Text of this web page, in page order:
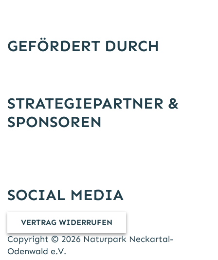
GEFÖRDERT DURCH
STRATEGIEPARTNER &
SPONSOREN
SOCIAL MEDIA
VERTRAG WIDERRUFEN
Copyright © 2026 Naturpark Neckartal-
Odenwald e.V.